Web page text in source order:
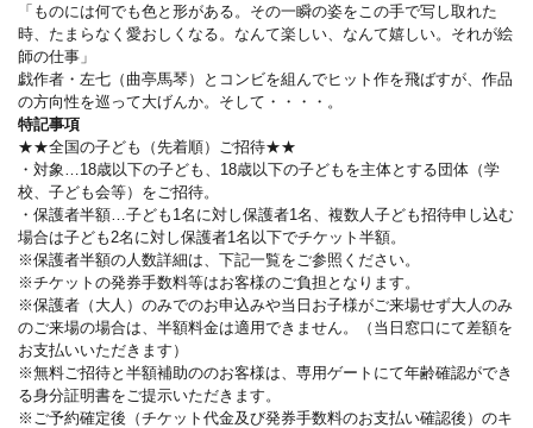
「ものには何でも色と形がある。その一瞬の姿をこの手で写し取れた
時、たまらなく愛おしくなる。なんて楽しい、なんて嬉しい。それが絵
師の仕事」
戯作者・左七（曲亭馬琴）とコンビを組んでヒット作を飛ばすが、作品
の方向性を巡って大げんか。そして・・・・。
特記事項
★★全国の子ども（先着順）ご招待★★
・対象…18歳以下の子ども、18歳以下の子どもを主体とする団体（学
校、子ども会等）をご招待。
・保護者半額…子ども1名に対し保護者1名、複数人子ども招待申し込む
場合は子ども2名に対し保護者1名以下でチケット半額。
※保護者半額の人数詳細は、下記一覧をご参照ください。
※チケットの発券手数料等はお客様のご負担となります。
※保護者（大人）のみでのお申込みや当日お子様がご来場せず大人のみ
のご来場の場合は、半額料金は適用できません。（当日窓口にて差額を
お支払いいただきます）
※無料ご招待と半額補助ののお客様は、専用ゲートにて年齢確認ができ
る身分証明書をご提示いただきます。
※ご予約確定後（チケット代金及び発券手数料のお支払い確認後）のキ